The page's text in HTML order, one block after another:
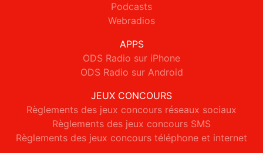
Podcasts
Webradios
APPS
ODS Radio sur iPhone
ODS Radio sur Android
JEUX CONCOURS
Règlements des jeux concours réseaux sociaux
Règlements des jeux concours SMS
Règlements des jeux concours téléphone et internet